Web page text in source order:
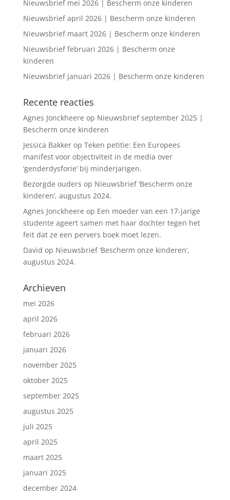
Nieuwsbrief mei 2026 | Bescherm onze kinderen
Nieuwsbrief april 2026 | Bescherm onze kinderen
Nieuwsbrief maart 2026 | Bescherm onze kinderen
Nieuwsbrief februari 2026 | Bescherm onze
kinderen
Nieuwsbrief januari 2026 | Bescherm onze kinderen
Recente reacties
Agnes Jonckheere op Nieuwsbrief september 2025 |
Bescherm onze kinderen
Jessica Bakkerop Teken petitie: Een Europees
manifest voor objectiviteit in de media over
‘genderdysforie’ bij minderjarigen.
Bezorgde ouders op Nieuwsbrief ‘Bescherm onze
kinderen’, augustus 2024.
Agnes Jonckheere op Een moeder van een 17-jarige
studente ageert samen met haar dochter tegen het
feit dat ze een pervers boek moet lezen.
David op Nieuwsbrief ‘Bescherm onze kinderen’,
augustus 2024.
Archieven
mei 2026
april 2026
februari 2026
januari 2026
november 2025
oktober 2025
september 2025
augustus 2025
juli 2025
april 2025
maart 2025
januari 2025
december 2024